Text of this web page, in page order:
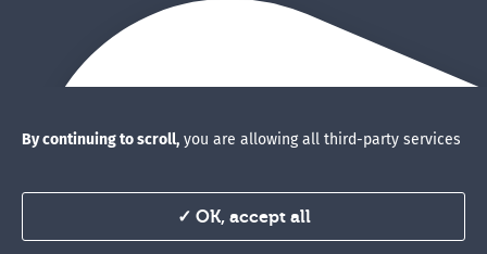
Vous êtes un professionnel de
By continuing to scroll, you are allowing all third-party services
✓ OK, accept all